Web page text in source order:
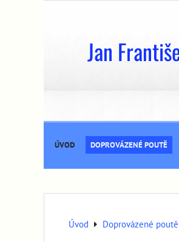
Jan
ÚVOD DOPROVÁZENÉ POUTĚ
Úvod Doprovázené poutě